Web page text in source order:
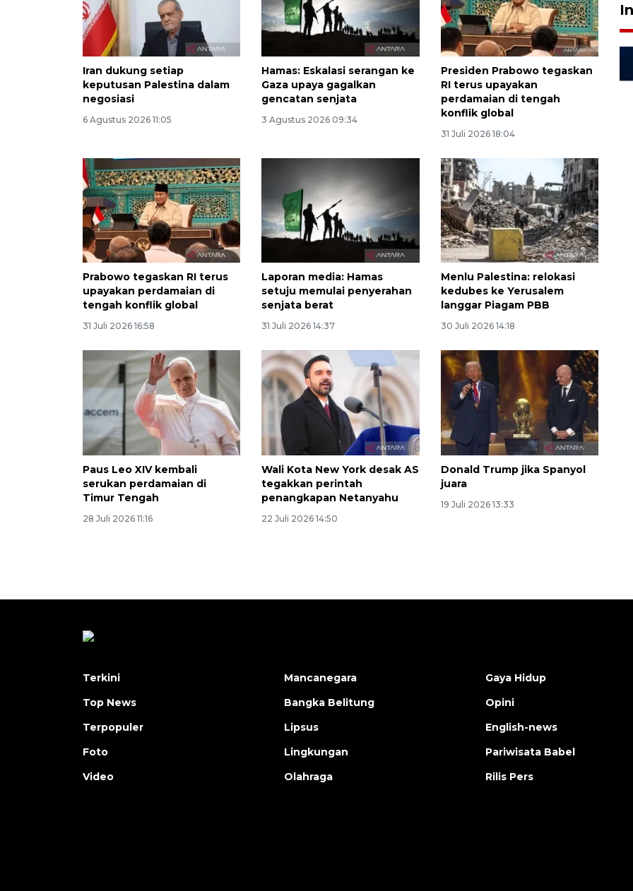
Iran dukung setiap
keputusan Palestina dalam
negosiasi
6 Agustus 2026 11:05
Hamas: Eskalasi serangan ke
Gaza upaya gagalkan
gencatan senjata
3 Agustus 2026 09:34
Presiden Prabowo tegaskan
RI terus upayakan
perdamaian di tengah
konflik global
31 Juli 2026 18:04
Prabowo tegaskan RI terus
upayakan perdamaian di
tengah konflik global
31 Juli 2026 16:58
Laporan media: Hamas
setuju memulai penyerahan
senjata berat
31 Juli 2026 14:37
Menlu Palestina: relokasi
kedubes ke Yerusalem
langgar Piagam PBB
30 Juli 2026 14:18
Paus Leo XIV kembali
serukan perdamaian di
Timur Tengah
28 Juli 2026 11:16
Wali Kota New York desak AS
tegakkan perintah
penangkapan Netanyahu
22 Juli 2026 14:50
Donald Trump jika Spanyol
juara
19 Juli 2026 13:33
Layanan haji Indonesia
semakin memuaskan
2026-08-08 15:00:00
Terkini
Top News
Terpopuler
Foto
Video
Mancanegara
Bangka Belitung
Lipsus
Lingkungan
Olahraga
Gaya Hidup
Opini
English-news
Pariwisata Babel
Rilis Pers